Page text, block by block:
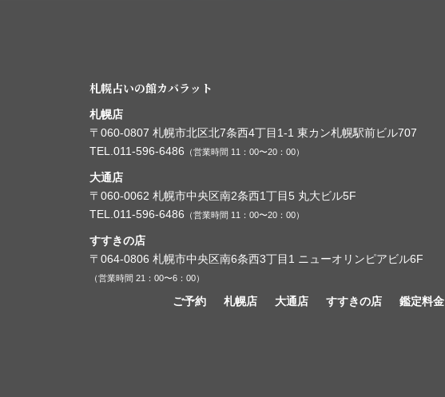
札幌占いの館カバラット
札幌店
〒060-0807 札幌市北区北7条西4丁目1-1 東カン札幌駅前ビル707
TEL.011-596-6486 （営業時間 11：00〜20：00）
大通店
〒060-0062 札幌市中央区南2条西1丁目5 丸大ビル5F
TEL.011-596-6486 （営業時間 11：00〜20：00）
すすきの店
〒064-0806 札幌市中央区南6条西3丁目1 ニューオリンピアビル6F
（営業時間 21：00〜6：00）
ご予約 札幌店 大通店 すすきの店 鑑定料金